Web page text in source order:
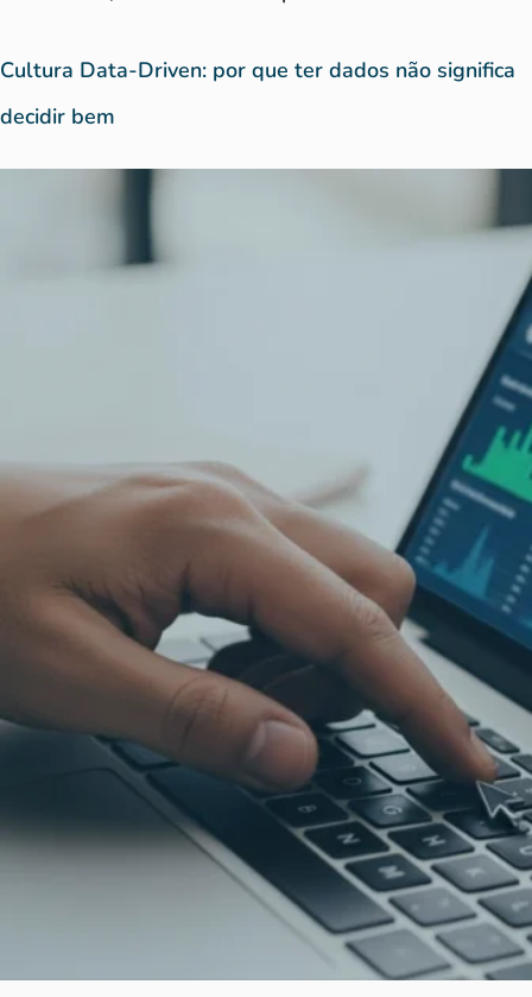
Cultura Data-Driven: por que ter dados não significa
decidir bem